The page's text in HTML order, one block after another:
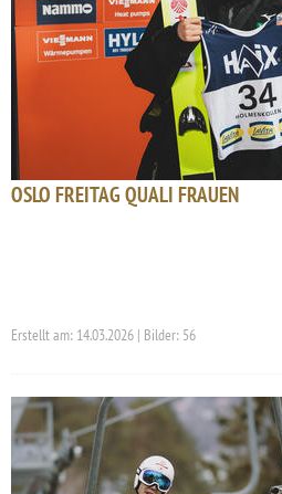
OSLO FREITAG QUALI FRAUEN
Erstellt am: 14.03.2026 | Bilder: 56